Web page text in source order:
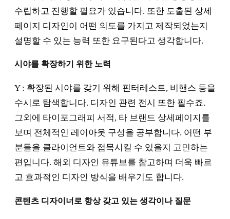
수립하고 진행할 필요가 있습니다. 또한 도출된 상세
페이지 디자인이 어떤 의도를 가지고 제작되었는지
설명할 수 있는 능력 또한 요구된다고 생각합니다.
시야를 확장하기 위한 노력
Y : 확장된 시야를 갖기 위해 핀터레스트, 비핸스 등을
수시로 탐색합니다. 디자인 관련 전시 또한 필수죠.
그외에 타이포그래피 서적, 타 브랜드 상세페이지를
보며 전체적인 레이아웃 구성을 공부합니다. 어떤 부
분들을 클라이언트와 접목시킬 수 있을지 고민하는
편입니다. 해외 디자인 유튜브를 참고하며 더욱 빠르
고 효과적인 디자인 방식을 배우기도 합니다.
콘텐츠 디자이너로 항상 갖고 있는 생각이나 질문